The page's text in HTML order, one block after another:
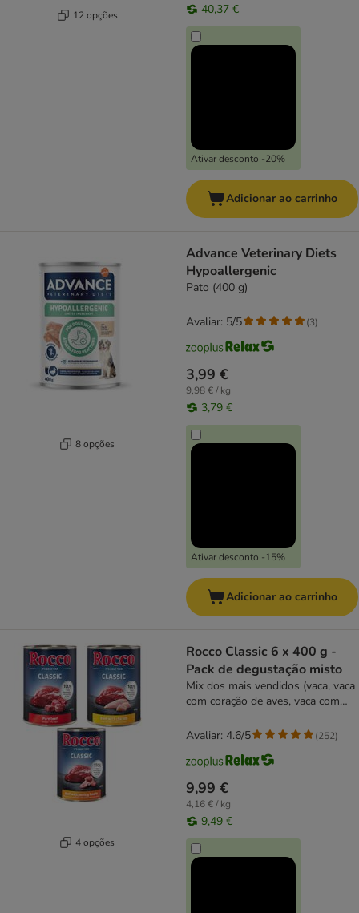
12 opções 40,37 €
Ativar desconto -20%
Adicionar ao carrinho
8 opções
Advance Veterinary Diets
Hypoallergenic
Pato (400 g)
3,99 €
9,98 € / kg
3,79 €
Ativar desconto -15%
Avaliar: 5/5 (3)
Adicionar ao carrinho
4 opções
Rocco Classic 6 x 400 g -
Pack de degustação misto
Mix dos mais vendidos (vaca, vaca
com coração de aves, vaca com
9,99 €
4,16 € / kg
9,49 €
Avaliar: 4.6/5 (252)